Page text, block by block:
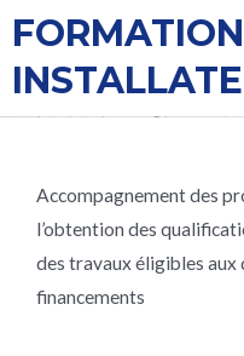
Accompagnement des
l’obtention des
des travaux éligibles
financements